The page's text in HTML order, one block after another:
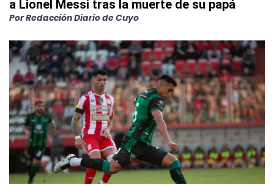
a Lionel Messi tras la muerte de su papá
PorRedacción Diario de Cuyo